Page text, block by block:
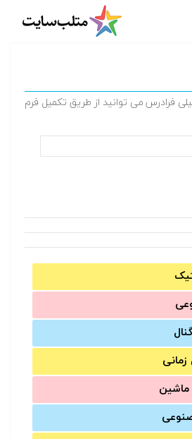
فرادرس می توانید از طریق تکمیل فرم
ماشین